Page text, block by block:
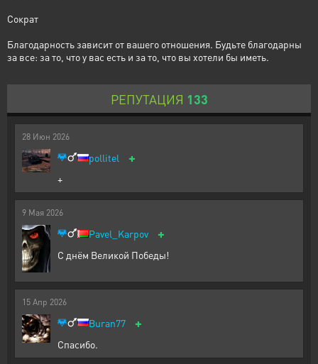
Сократ
Благодарность зависит от вашего отношения. Будьте благодарны
за все: за то, что у вас есть и за то, что вы хотели бы иметь.
РЕПУТАЦИЯ 133
28 Июн 2026
pollitel +
+
9 Мая 2026
Pavel_Karpov +
С днём Великой Победы!
15 Апр 2026
Buran77 +
Спасибо.